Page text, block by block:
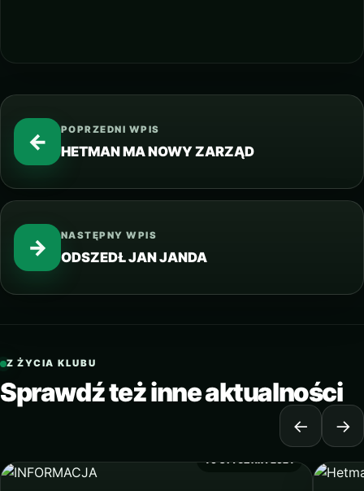
← POPRZEDNI WPIS
HETMAN MA NOWY ZARZĄD
NASTĘPNY WPIS
ODSZEDŁ JAN JANDA
→
Z ŻYCIA KLUBU
Sprawdź też inne aktualności
← →
10 STYCZNIA 2021